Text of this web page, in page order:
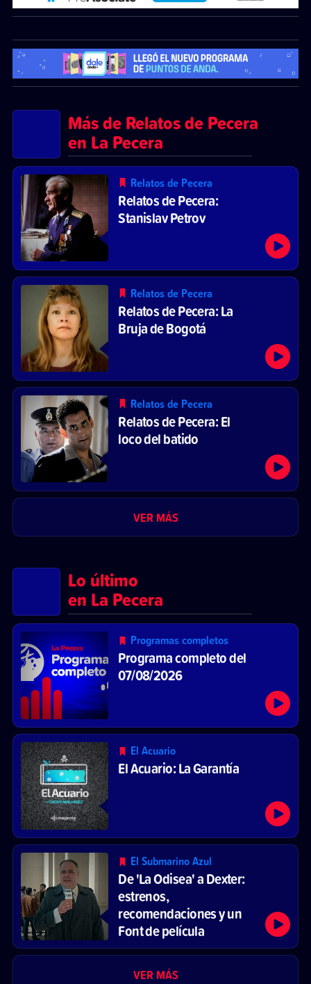
Más de Relatos de Pecera
en La Pecera
Relatos de Pecera
Relatos de Pecera:
Stanislav Petrov
Relatos de Pecera
Relatos de Pecera: La
Bruja de Bogotá
Relatos de Pecera
Relatos de Pecera: El
loco del batido
VER MÁS
Lo último
en La Pecera
Programas completos
Programa completo del
07/08/2026
El Acuario
El Acuario: La Garantía
El Submarino Azul
De 'La Odisea' a Dexter:
estrenos,
recomendaciones y un
Font de película
VER MÁS